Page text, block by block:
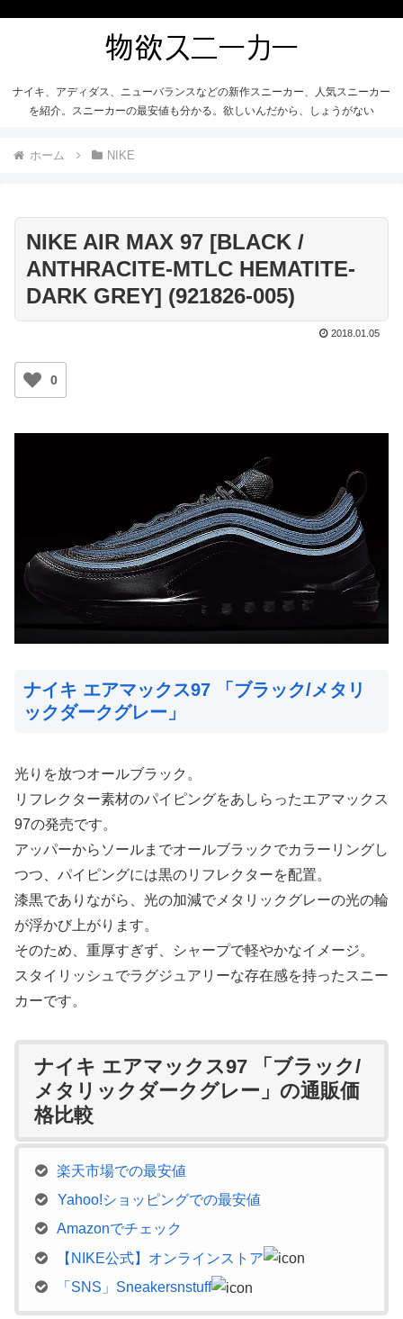
ナイキ、アディダス、ニューバランスなどの新作スニーカー、人気スニーカー
を紹介。スニーカーの最安値も分かる。欲しいんだから、しょうがない
ホーム NIKE
NIKE AIR MAX 97 [BLACK /
ANTHRACITE-MTLC HEMATITE-
DARK GREY] (921826-005)
2018.01.05
0
ナイキ エアマックス97 「ブラック/メタリ
ックダークグレー」
光りを放つオールブラック。
リフレクター素材のパイピングをあしらったエアマックス
97の発売です。
アッパーからソールまでオールブラックでカラーリングし
つつ、パイピングには黒のリフレクターを配置。
漆黒でありながら、光の加減でメタリックグレーの光の輪
が浮かび上がります。
そのため、重厚すぎず、シャープで軽やかなイメージ。
スタイリッシュでラグジュアリーな存在感を持ったスニー
カーです。
ナイキ エアマックス97 「ブラック/
メタリックダークグレー」の通販価
格比較
楽天市場での最安値
Yahoo!ショッピングでの最安値
Amazonでチェック
【NIKE公式】オンラインストア
「SNS」Sneakersnstuff